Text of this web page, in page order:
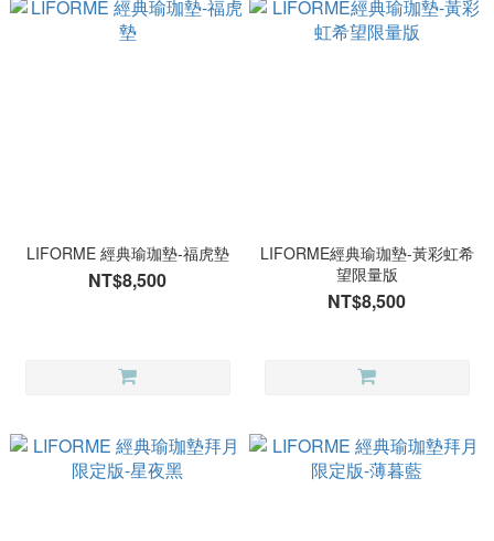
LIFORME 經典瑜珈墊-福虎墊
NT$8,500
LIFORME經典瑜珈墊-黃彩虹希
望限量版
NT$8,500